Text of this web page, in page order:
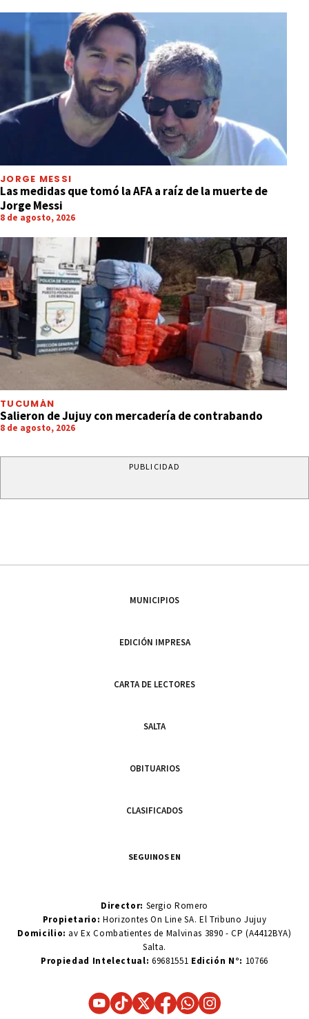
JORGE MESSI
Las medidas que tomó la AFA a raíz de la muerte de
Jorge Messi
8 de agosto, 2026
TUCUMÁN
Salieron de Jujuy con mercadería de contrabando
8 de agosto, 2026
PUBLICIDAD
MUNICIPIOS
EDICIÓN IMPRESA
CARTA DE LECTORES
SALTA
OBITUARIOS
CLASIFICADOS
SEGUINOS EN
Director: Sergio Romero
Propietario:Horizontes On Line SA. El Tribuno Jujuy
Domicilio: av Ex Combatientes de Malvinas 3890 - CP (A4412BYA)
Salta.
Propiedad Intelectual: 69681551 Edición N°: 10766